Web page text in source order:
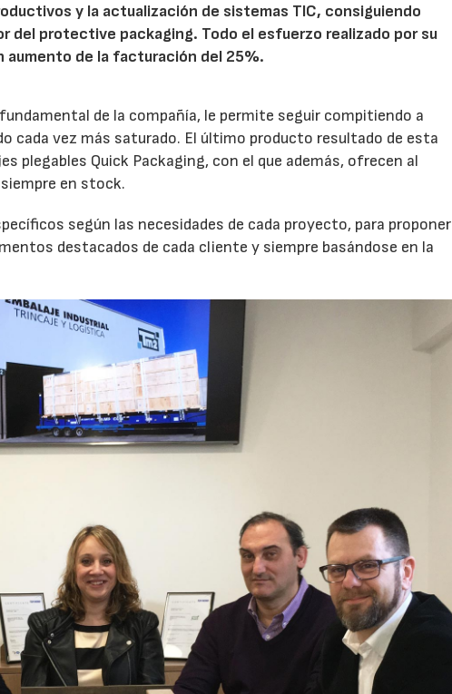
y la actualización de sistemas TIC, consiguiendo
del protective packaging. Todo el esfuerzo realizado por su
aumento de la facturación del 25%.
de la compañía, le permite seguir compitiendo a
cada vez más saturado. El último producto resultado de esta
plegables Quick Packaging, con el que además, ofrecen al
en stock.
según las necesidades de cada proyecto, para proponer
destacados de cada cliente y siempre basándose en la